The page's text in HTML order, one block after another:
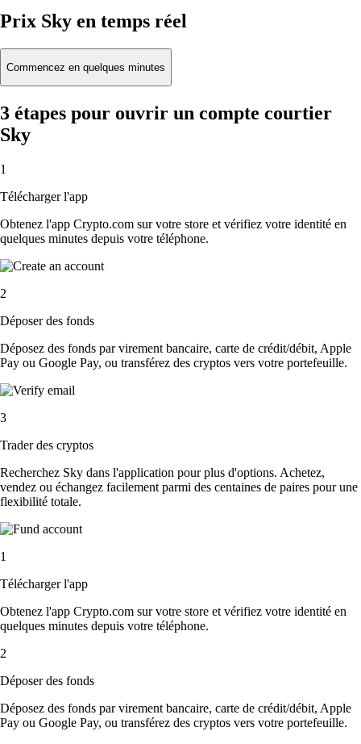
Prix Sky en temps réel
Commencez en quelques minutes
3 étapes pour ouvrir un compte courtier
Sky
1
Télécharger l'app
Obtenez l'app Crypto.com sur votre store et vérifiez votre identité en
quelques minutes depuis votre téléphone.
2
Déposer des fonds
Déposez des fonds par virement bancaire, carte de crédit/débit, Apple
Pay ou Google Pay, ou transférez des cryptos vers votre portefeuille.
3
Trader des cryptos
Recherchez Sky dans l'application pour plus d'options. Achetez,
vendez ou échangez facilement parmi des centaines de paires pour une
flexibilité totale.
1
Télécharger l'app
Obtenez l'app Crypto.com sur votre store et vérifiez votre identité en
quelques minutes depuis votre téléphone.
2
Déposer des fonds
Déposez des fonds par virement bancaire, carte de crédit/débit, Apple
Pay ou Google Pay, ou transférez des cryptos vers votre portefeuille.